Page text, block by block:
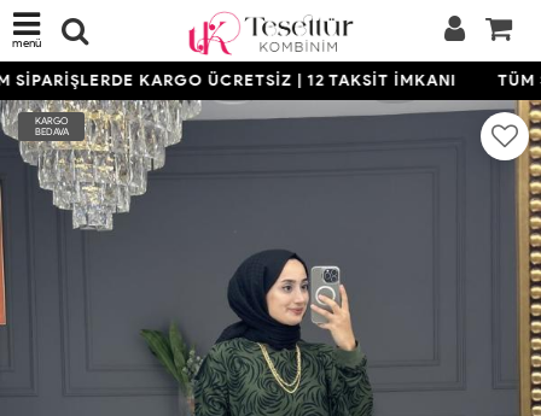
menü
KARGO ÜCRETSİZ | 12 TAKSİT İMKANI TÜM
KARGO
BEDAVA